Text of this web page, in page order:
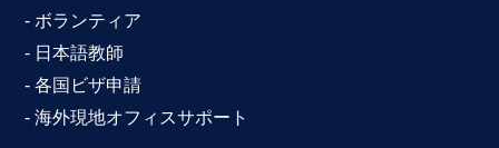
- ボランティア
- 日本語教師
- 各国ビザ申請
- 海外現地オフィスサポート